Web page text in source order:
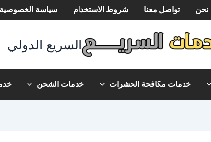
نحن تواصل معنا شروط الاستخدام سياسة الخصوصية
السريع الدولي
خدمات مكافحة الحشرات خدمات الشحن